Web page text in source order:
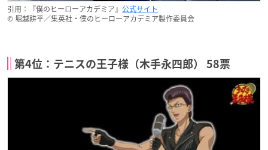
引用：『僕のヒーローアカデミア』 公式サイト
© 堀越耕平／集英社・僕のヒーローアカデミア製作委員会
第4位：テニスの王子様（木手永四郎） 58票